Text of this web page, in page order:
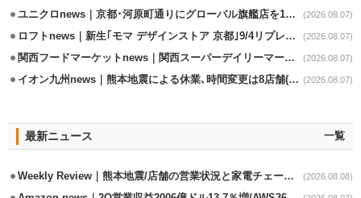
ユニクロnews｜京都･河原町通りにグローバル旗艦店を11/6開設 (2026.08.07)
ロフトnews｜新生｢モマ デザインストア 京都｣9/4リプレイスオープン (2026.08.07)
関西フードマーケットnews｜関西スーパーデイリーマート蒲生店8/7改装 (2026.08.07)
イオン九州news｜熊本地震による休業､時間変更は8店舗(8/7時点) (2026.08.07)
最新ニュース 一覧
Weekly Review｜熊本地震/店舗の営業状況と家電チェーンの支援策 (2026.08.08)